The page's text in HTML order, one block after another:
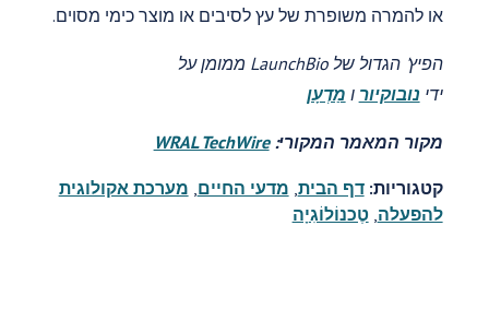
או להמרה משופרת של עץ לסיבים או מוצר כימי מסוים.
הפיץ' הגדול של LaunchBio ממומן על
ידינובוקיור ו מַדְעָן
מקור המאמר המקורי:WRAL TechWire
קטגוריות: דף הבית, מדעי החיים, מערכת אקולוגית
להפעלה,טֶכנוֹלוֹגִיָה